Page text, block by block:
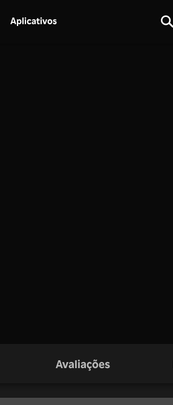
Aplicativos
Avaliações